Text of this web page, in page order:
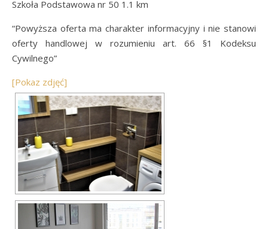
Szkoła Podstawowa nr 50 1.1 km
“Powyższa oferta ma charakter informacyjny i nie stanowi
oferty handlowej w rozumieniu art. 66 §1 Kodeksu
Cywilnego”
[Pokaz zdjęć]